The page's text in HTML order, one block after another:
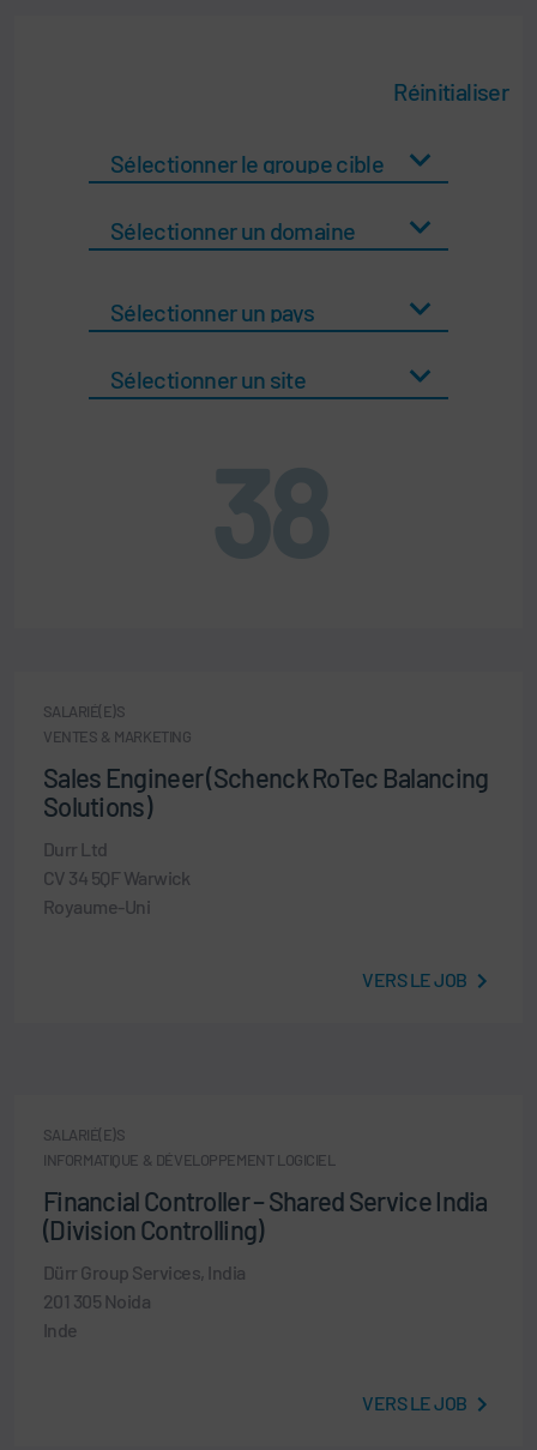
Réinitialiser
SALARIÉ(E)S
VENTES & MARKETING
Sales Engineer (Schenck RoTec Balancing
Solutions)
Durr Ltd
CV 34 5QF Warwick
Royaume-Uni
VERS LE JOB
SALARIÉ(E)S
INFORMATIQUE & DÉVELOPPEMENT LOGICIEL
Financial Controller – Shared Service India
(Division Controlling)
Dürr Group Services, India
201 305 Noida
Inde
VERS LE JOB